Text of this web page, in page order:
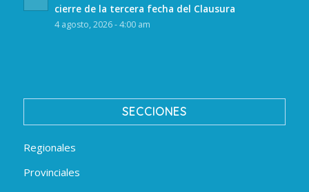
cierre de la tercera fecha del Clausura
4 agosto, 2026 - 4:00 am
SECCIONES
Regionales
Provinciales